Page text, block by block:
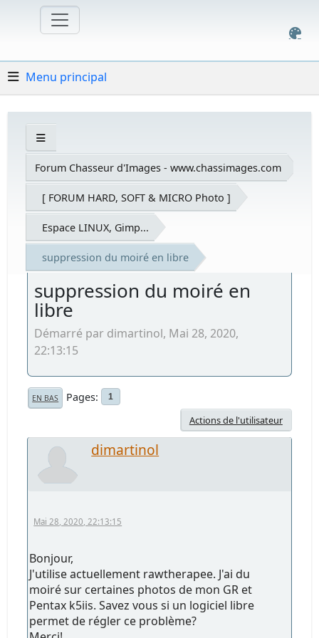
Menu principal
Forum Chasseur d'Images - www.chassimages.com
[ FORUM HARD, SOFT & MICRO Photo ]
Espace LINUX, Gimp...
suppression du moiré en libre
suppression du moiré en
libre
Démarré par dimartinol, Mai 28, 2020,
22:13:15
EN BAS Pages 1
Actions de l'utilisateur
dimartinol
Mai 28, 2020, 22:13:15
Bonjour,
J'utilise actuellement rawtherapee. J'ai du
moiré sur certaines photos de mon GR et
Pentax k5iis. Savez vous si un logiciel libre
permet de régler ce problème?